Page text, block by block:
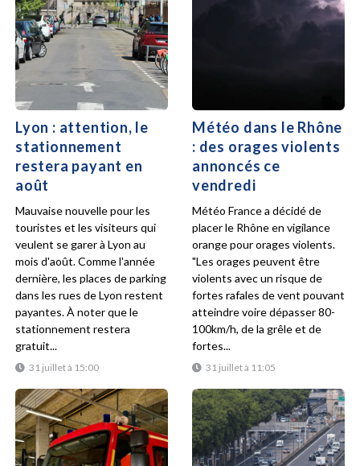
Lyon : attention, le
stationnement
restera payant en
août
31 juillet à 15:00
Mauvaise nouvelle pour les
touristes et les visiteurs qui
veulent se garer à Lyon au
mois d'août. Comme l'année
dernière, les places de parking
dans les rues de Lyon restent
payantes. À noter que le
stationnement restera
gratuit...
Météo dans le Rhône
: des orages violents
annoncés ce
vendredi
31 juillet à 11:05
Météo France a décidé de
placer le Rhône en vigilance
orange pour orages violents.
"Les orages peuvent être
violents avec un risque de
fortes rafales de vent pouvant
atteindre voire dépasser 80-
100km/h, de la grêle et de
fortes...